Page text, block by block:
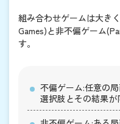
組み合わせゲームは大き
Games)と非不偏ゲーム
す。
不偏ゲーム:任意の
選択肢とその結果が